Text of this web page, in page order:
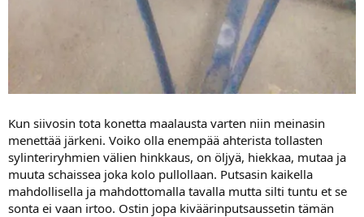
Kun siivosin tota konetta maalausta varten niin meinasin
menettää järkeni. Voiko olla enempää ahterista tollasten
sylinteriryhmien välien hinkkaus, on öljyä, hiekkaa, mutaa ja
muuta schaissea joka kolo pullollaan. Putsasin kaikella
mahdollisella ja mahdottomalla tavalla mutta silti tuntu et se
sonta ei vaan irtoo. Ostin jopa kiväärinputsaussetin tämän